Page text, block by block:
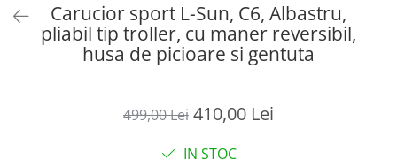
Carucior sport L-Sun, C6, Albastru,
pliabil tip troller, cu maner reversibil,
husa de picioare si gentuta
499,00 Lei 410,00 Lei
IN STOC